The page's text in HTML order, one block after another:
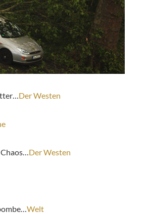
Der Westen
Der Westen
Welt